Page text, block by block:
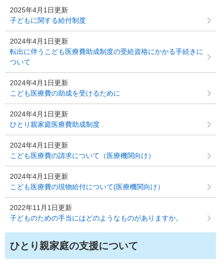
2025年4月1日更新
子どもに関する給付制度
2024年4月1日更新
転出に伴うこども医療費助成制度の受給資格にかかる手続きに
ついて
2024年4月1日更新
こども医療費の助成を受けるために
2024年4月1日更新
ひとり親家庭医療費助成制度
2024年4月1日更新
こども医療費の請求について（医療機関向け）
2024年4月1日更新
こども医療費の現物給付について(医療機関向け）
2022年11月1日更新
子どものための手当にはどのようなものがありますか。
ひとり親家庭の支援について